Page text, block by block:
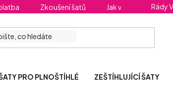
Zkoušení šatů Jak vybrat Rády
PRO PLNOŠTÍHLÉ ZEŠTÍHLUJÍCÍ ŠATY